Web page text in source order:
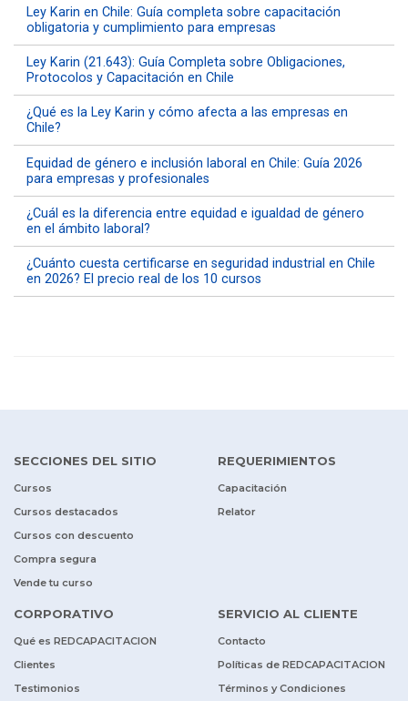
Ley Karin en Chile: Guía completa sobre capacitación
obligatoria y cumplimiento para empresas
Ley Karin (21.643): Guía Completa sobre Obligaciones,
Protocolos y Capacitación en Chile
¿Qué es la Ley Karin y cómo afecta a las empresas en
Chile?
Equidad de género e inclusión laboral en Chile: Guía 2026
para empresas y profesionales
¿Cuál es la diferencia entre equidad e igualdad de género
en el ámbito laboral?
¿Cuánto cuesta certificarse en seguridad industrial en Chile
en 2026? El precio real de los 10 cursos
SECCIONES DEL SITIO
Cursos
Cursos destacados
Cursos con descuento
Compra segura
Vende tu curso
REQUERIMIENTOS
Capacitación
Relator
CORPORATIVO
Qué es REDCAPACITACION
Clientes
Testimonios
SERVICIO AL CLIENTE
Contacto
Políticas de REDCAPACITACION
Términos y Condiciones